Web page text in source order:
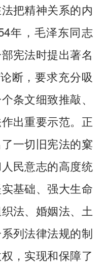
把精神关系的内
年，毛泽东同志
宪法时提出著名
断，要求充分吸
条文细致推敲、
出重要示范。正
一切旧宪法的窠
民意志的高度统
基础、强大生命
法、婚姻法、土
列法律法规的制
，实现和保障了